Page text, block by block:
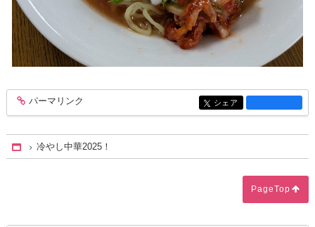
entry1348
パーマリンク entry1348
シェア
Home
冷やし中華2025！
PageTop